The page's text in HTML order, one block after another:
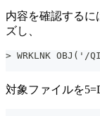
内容を確認するに
ズし、
> WRKLNK OBJ('/
対象ファイルを